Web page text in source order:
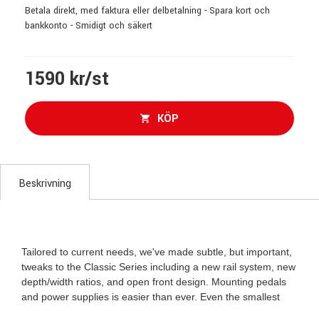
Betala direkt, med faktura eller delbetalning - Spara kort och
bankkonto - Smidigt och säkert
1590 kr/st
KÖP
Beskrivning
Tailored to current needs, we've made subtle, but important,
tweaks to the Classic Series including a new rail system, new
depth/width ratios, and open front design. Mounting pedals
and power supplies is easier than ever. Even the smallest